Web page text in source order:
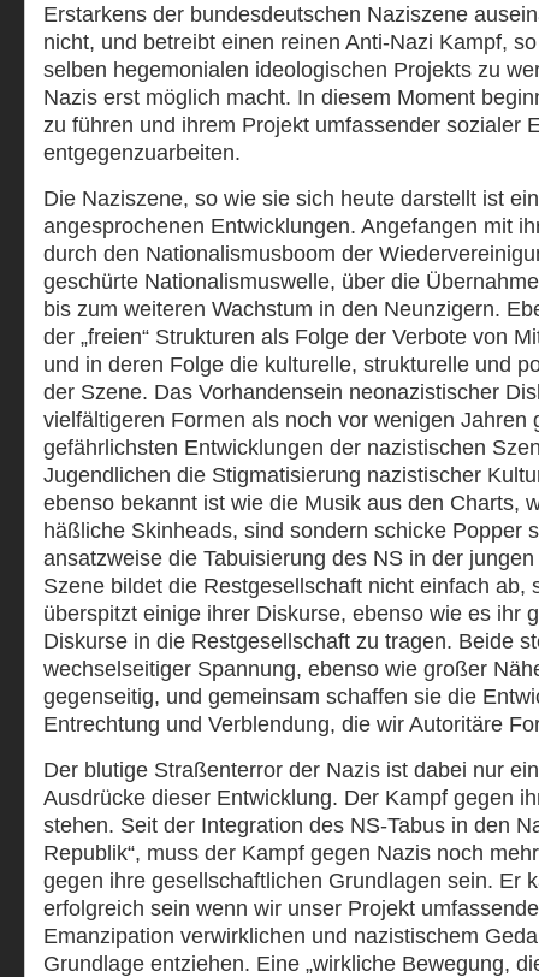
Erstarkens der bundesdeutschen Naziszene
nicht, und betreibt einen reinen Anti-Nazi Kampf,
selben hegemonialen ideologischen Projekts zu
Nazis erst möglich macht. In diesem Moment
zu führen und ihrem Projekt umfassender sozialer
entgegenzuarbeiten.
Die Naziszene, so wie sie sich heute darstellt ist
angesprochenen Entwicklungen. Angefangen mit
durch den Nationalismusboom der
geschürte Nationalismuswelle, über die
bis zum weiteren Wachstum in den Neunzigern.
der „freien“ Strukturen als Folge der Verbote von
und in deren Folge die kulturelle, strukturelle und
der Szene. Das Vorhandensein neonazistischer
vielfältigeren Formen als noch vor wenigen Jahren
gefährlichsten Entwicklungen der nazistischen
Jugendlichen die Stigmatisierung nazistischer
ebenso bekannt ist wie die Musik aus den Charts,
häßliche Skinheads, sind sondern schicke Popper
ansatzweise die Tabuisierung des NS in der
Szene bildet die Restgesellschaft nicht einfach ab,
überspitzt einige ihrer Diskurse, ebenso wie es ihr
Diskurse in die Restgesellschaft zu tragen. Beide
wechselseitiger Spannung, ebenso wie großer
gegenseitig, und gemeinsam schaffen sie die
Entrechtung und Verblendung, die wir Autoritäre
Der blutige Straßenterror der Nazis ist dabei nur
Ausdrücke dieser Entwicklung. Der Kampf gegen
stehen. Seit der Integration des NS-Tabus in den
Republik“, muss der Kampf gegen Nazis noch
gegen ihre gesellschaftlichen Grundlagen sein. Er
erfolgreich sein wenn wir unser Projekt
Emanzipation verwirklichen und nazistischem
Grundlage entziehen. Eine „wirkliche Bewegung,